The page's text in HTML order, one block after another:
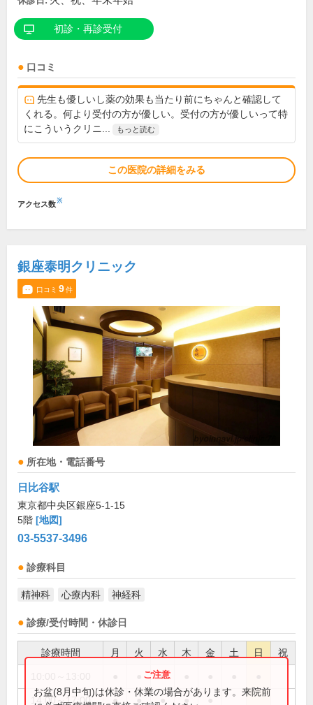
初診・再診受付
口コミ
先生も優しいし薬の効果も当たり前にちゃんと確認して
くれる。何より受付の方が優しい。受付の方が優しいって特
にこういうクリニ...
もっと読む
この医院の詳細をみる
アクセス数※
銀座泰明クリニック
口コミ 9件
所在地・電話番号
日比谷駅
東京都中央区銀座5-1-15
5階 [地図]
03-5537-3496
診療科目
精神科 心療内科 神経科
診療/受付時間・休診日
診療時間 月 火 水 木 金 土 日 祝
●
14:00～17:00 ● ● ● ● ●
お盆(8月中旬)は休診・休業の場合があります。来院前